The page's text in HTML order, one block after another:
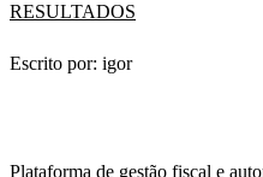
RESULTADOS
Escrito por: igor
Plataforma de gestão fiscal e